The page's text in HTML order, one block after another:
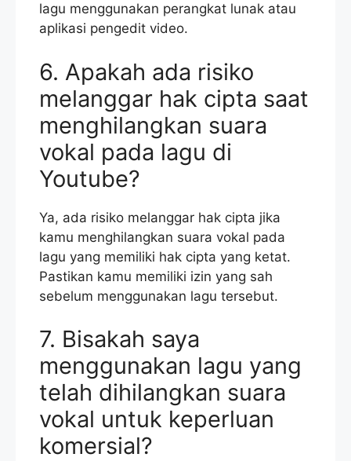
lagu menggunakan perangkat lunak atau
aplikasi pengedit video.
6. Apakah ada risiko
melanggar hak cipta saat
menghilangkan suara
vokal pada lagu di
Youtube?
Ya, ada risiko melanggar hak cipta jika
kamu menghilangkan suara vokal pada
lagu yang memiliki hak cipta yang ketat.
Pastikan kamu memiliki izin yang sah
sebelum menggunakan lagu tersebut.
7. Bisakah saya
menggunakan lagu yang
telah dihilangkan suara
vokal untuk keperluan
komersial?